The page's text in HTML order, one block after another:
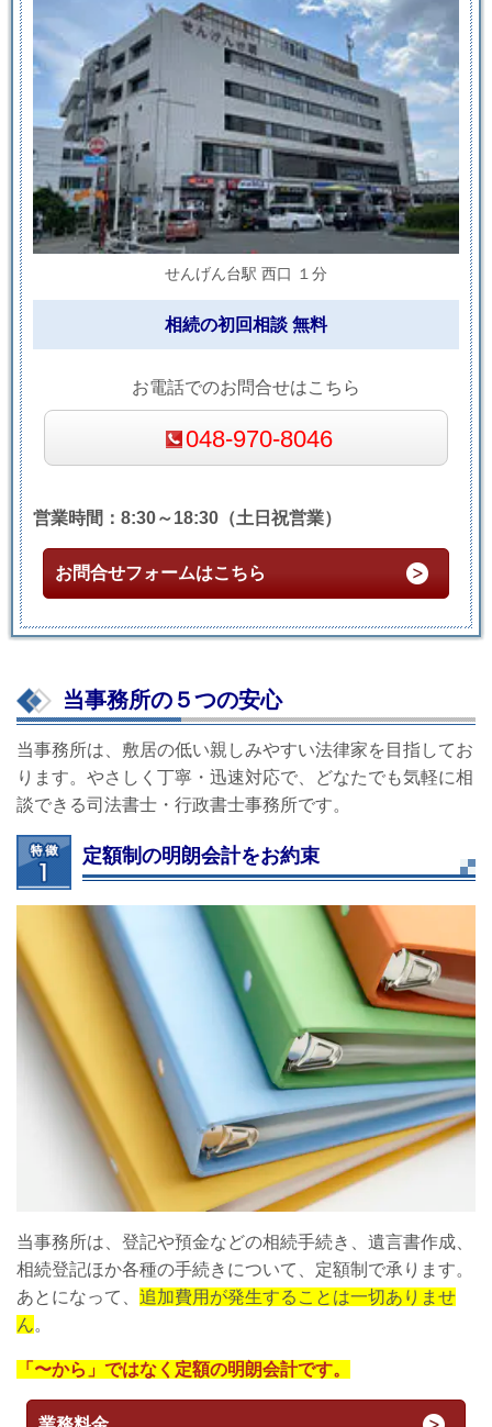
せんげん台駅 西口 １分
相続の初回相談 無料
お電話でのお問合せはこちら
048-970-8046
営業時間：8:30～18:30（土日祝営業）
お問合せフォームはこちら
当事務所の５つの安心
当事務所は、敷居の低い親しみやすい法律家を目指してお
ります。やさしく丁寧・迅速対応で、どなたでも気軽に相
談できる司法書士・行政書士事務所です。
定額制の明朗会計をお約束
当事務所は、登記や預金などの相続手続き、遺言書作成、
相続登記ほか各種の手続きについて、定額制で承ります。
あとになって、 追加費用が発生することは一切ありませ
ん。
「〜から」ではなく定額の明朗会計です。